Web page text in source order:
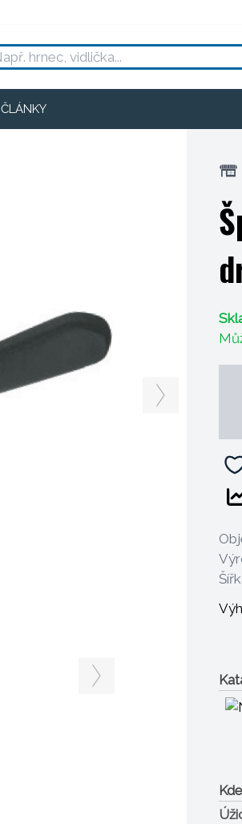
ČLÁNKY